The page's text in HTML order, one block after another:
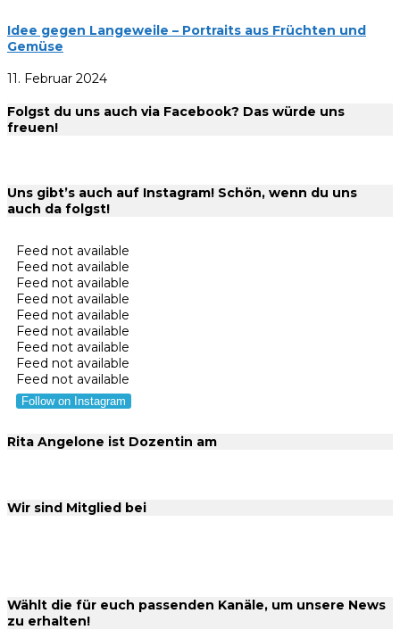
Idee gegen Langeweile – Portraits aus Früchten und
Gemüse
11. Februar 2024
Folgst du uns auch via Facebook? Das würde uns
freuen!
Uns gibt’s auch auf Instagram! Schön, wenn du uns
auch da folgst!
Feed not available
Feed not available
Feed not available
Feed not available
Feed not available
Feed not available
Feed not available
Feed not available
Feed not available
Follow on Instagram
Rita Angelone ist Dozentin am
Wir sind Mitglied bei
Wählt die für euch passenden Kanäle, um unsere News
zu erhalten!